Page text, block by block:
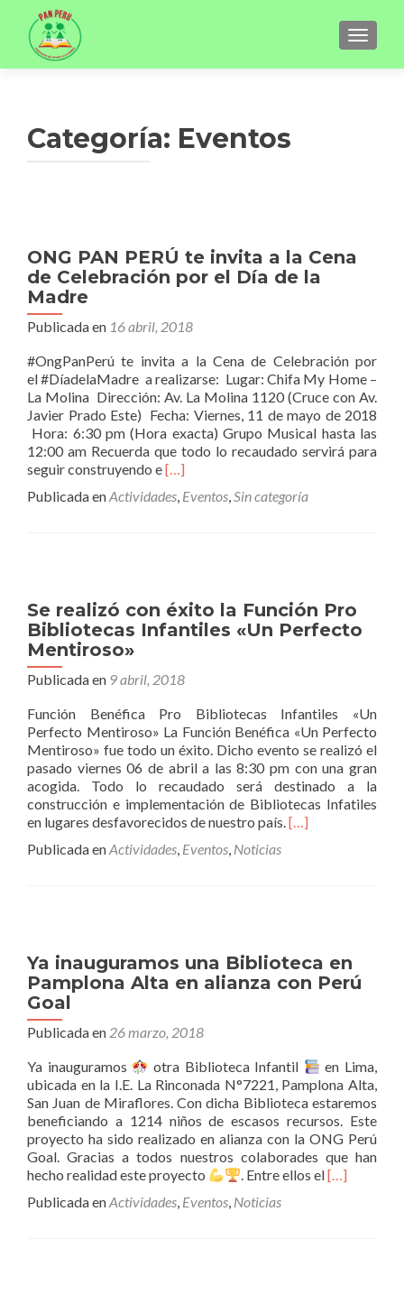
Categoría: Eventos
ONG PAN PERÚ te invita a la Cena
de Celebración por el Día de la
Madre
Publicada en 16 abril, 2018
#OngPanPerú te invita a la Cena de Celebración por
el #DíadelaMadre a realizarse: Lugar: Chifa My Home –
La Molina Dirección: Av. La Molina 1120 (Cruce con Av.
Javier Prado Este) Fecha: Viernes, 11 de mayo de 2018
Hora: 6:30 pm (Hora exacta) Grupo Musical hasta las
12:00 am Recuerda que todo lo recaudado servirá para
seguir construyendo eLeer
PAN
Cena
de
el
de
la
Madre
[…]
Publicada enActividades, Eventos,Sin categoría
Se realizó con éxito la Función Pro
Bibliotecas Infantiles «Un Perfecto
Mentiroso»
Publicada en 9 abril, 2018
Función Benéfica Pro Bibliotecas Infantiles «Un
Perfecto Mentiroso» La Función Benéfica «Un Perfecto
Mentiroso» fue todo un éxito. Dicho evento se realizó el
pasado viernes 06 de abril a las 8:30 pm con una gran
acogida. Todo lo recaudado será destinado a la
construcción e implementación de Bibliotecas Infatiles
en lugares desfavorecidos de nuestro país.Leer
Bibliotecas
Infantiles
[…]
Publicada enActividades, Eventos, Noticias
Ya inauguramos una Biblioteca en
Pamplona Alta en alianza con Perú
Goal
Publicada en 26 marzo, 2018
Ya inauguramos
otra Biblioteca Infantil
en Lima,
ubicada en la I.E. La Rinconada N°7221, Pamplona Alta,
San Juan de Miraflores. Con dicha Biblioteca estaremos
beneficiando a 1214 niños de escasos recursos. Este
proyecto ha sido realizado en alianza con la ONG Perú
Goal. Gracias a todos nuestros colaborades que han
hecho realidad este proyecto
. Entre ellos elLeer
[…]
Publicada enActividades, Eventos, Noticias
de
entradas